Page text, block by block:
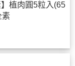
】植肉圓5粒入(65
素